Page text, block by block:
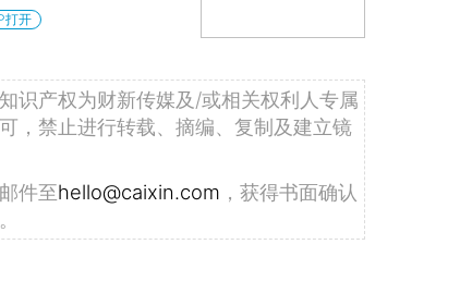
打开
识产权为财新传媒及/或相关权利人专属
，禁止进行转载、摘编、复制及建立镜
件至hello@caixin.com ，获得书面确认